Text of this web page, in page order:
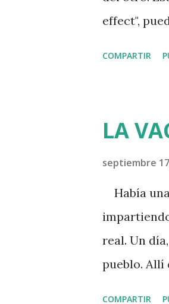
effect",
equilibrio
hacer un
creen que
asignen
de la
COMPARTIR
LA
septiembre
Había
real. Un
pueblo. Allí
COMPARTIR